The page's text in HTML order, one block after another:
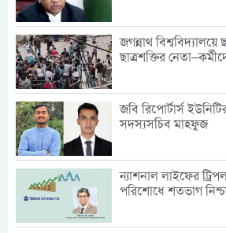
জগন্নাথ
ছাত্রশক্তির
জবি রিপোর্টার্স
সদস্যসচিব মাহফুজ
ন্যাশনাল লাইফের
পরিশোধে শতভাগ